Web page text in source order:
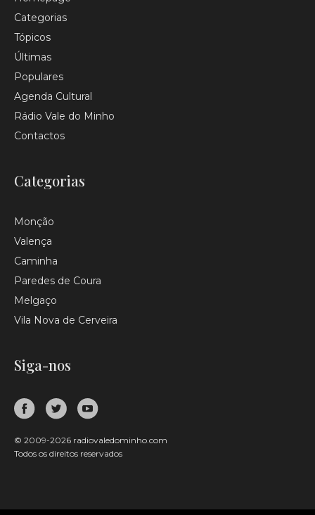
Categorias
Tópicos
Últimas
Populares
Agenda Cultural
Rádio Vale do Minho
Contactos
Categorias
Monção
Valença
Caminha
Paredes de Coura
Melgaço
Vila Nova de Cerveira
Siga-nos
© 2009-2026 radiovaledominho.com
Todos os direitos reservados